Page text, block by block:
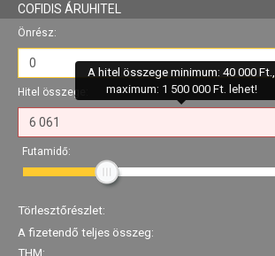
COFIDIS ÁRUHITEL
Önrész:
Hitel összege:
A hitel összege minimum: 40 000 Ft.,
maximum: 1 500 000 Ft. lehet!
Futamidő:
Törlesztőrészlet:
A fizetendő teljes összeg:
THM: